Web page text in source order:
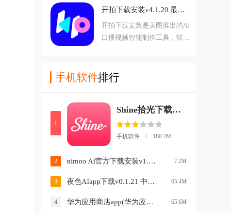
能，涵盖了苹果、微单、CC
D、胶片等多种拍摄模式，可
以满足人像、vlog、合照等多
助力用户轻松拍出高清质感大
开拍下载安装v4.1.20 最新版
开拍下载安装是美图推出的AI
口播视频智能制作工具，软件
板，AI数字人，画质修复等多
剪辑难题，助力自媒体轻松起
号，高效出片。
手机软件排行
1
Shine拾光下载安装v1.2.5 安卓版
手机软件 / 180.7M
2 nimoo Ai官方下载安装v1.0.0 安卓版 7.2M
3 夜色AIapp下载v0.1.21 中文版 65.4M
4 华为应用商店app(华为应用市场AppGallery)v15.2.2.300 官方最新版 65.6M